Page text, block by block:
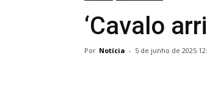
‘Cavalo
Por Notícia - 5 de junho de 2025